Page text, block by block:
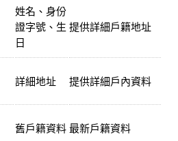
姓名、身份
證字號、生
日
提供詳細戶籍地址
詳細地址 提供詳細戶內資料
舊戶籍資料 最新戶籍資料